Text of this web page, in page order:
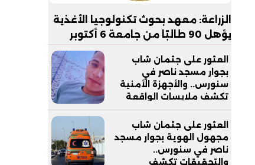
الزراعة: معهد بحوث تكنولوجيا الأغذية
يؤهل 90 طالبًا من جامعة 6 أكتوبر
العثور على جثمان شاب
بجوار مسجد ناصر في
سنورس.. والأجهزة الأمنية
تكشف ملابسات الواقعة
العثور على جثمان شاب
مجهول الهوية بجوار مسجد
ناصر في سنورس..
والتحقيقات تكشف